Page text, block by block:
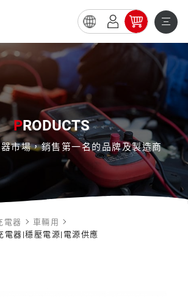
PRODUCTS
市場，銷售第一名的品牌及製造商
電器
車輛用
電器|穩壓電源|電源供應